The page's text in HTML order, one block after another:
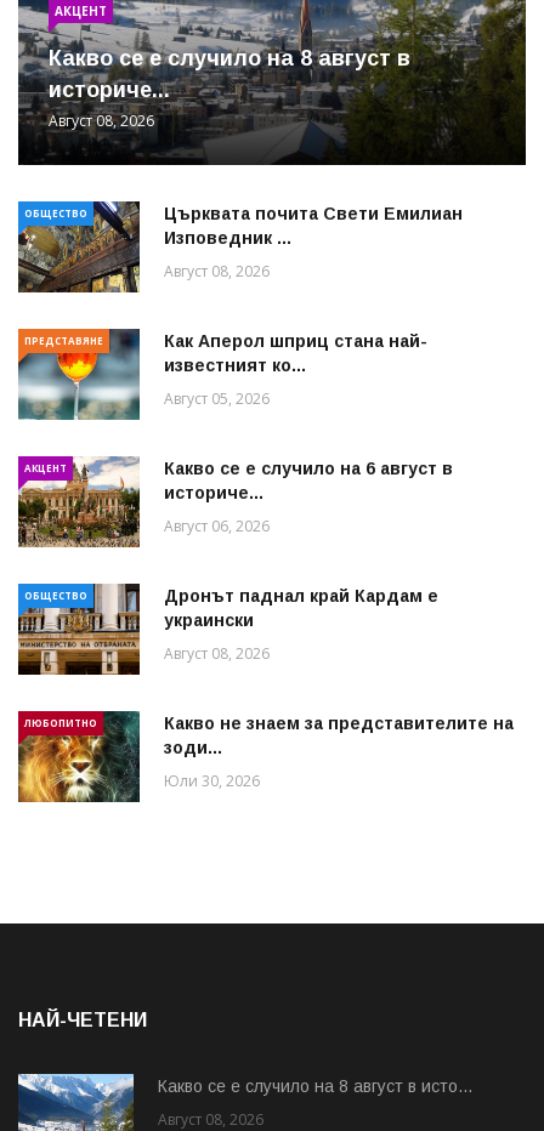
АКЦЕНТ
Какво се е случило на 8 август в
историче...
Август 08, 2026
ОБЩЕСТВО
Църквата почита Свeти Емилиан
Изповедник ...
Август 08, 2026
ПРЕДСТАВЯНЕ
Как Аперол шприц стана най-
известният ко...
Август 05, 2026
АКЦЕНТ
Какво се е случило на 6 август в
историче...
Август 06, 2026
ОБЩЕСТВО
Дронът паднал край Кардам е
украински
Август 08, 2026
ЛЮБОПИТНО
Какво не знаем за представителите на
зоди...
Юли 30, 2026
НАЙ-ЧЕТЕНИ
Какво се е случило на 8 август в исто...
Август 08, 2026